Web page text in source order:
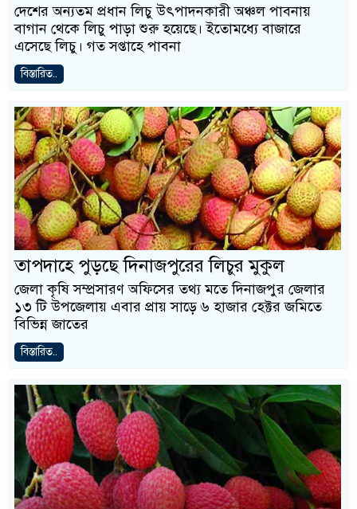
দেশের অন্যতম প্রধান লিচু উৎপাদনকারী অঞ্চল পাবনায়
বাগান থেকে লিচু পাড়া শুরু হয়েছে। ইতোমধ্যে বাজারে
এসেছে লিচু। গত সপ্তাহে পাবনা
বিস্তারিত..
তাপদাহে পুড়ছে দিনাজপুরের লিচুর মুকুল
জেলা কৃষি সম্প্রসারণ অফিসের তথ্য মতে দিনাজপুর জেলার
১৩ টি উপজেলায় এবার প্রায় সাড়ে ৬ হাজার হেক্টর জমিতে
বিভিন্ন জাতের
বিস্তারিত..